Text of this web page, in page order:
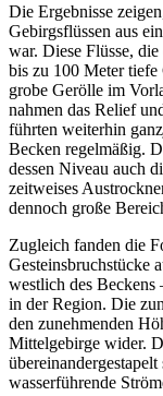
Die Ergebnisse
Gebirgsflüssen aus
war. Diese Flüsse, die
bis zu 100 Meter tiefe
grobe Gerölle im
nahmen das Relief
führten weiterhin
Becken regelmäßig.
dessen Niveau auch
zeitweises
dennoch große
Zugleich fanden die
Gesteinsbruchstücke
westlich des
in der Region. Die
den zunehmenden
Mittelgebirge wider.
wasserführende